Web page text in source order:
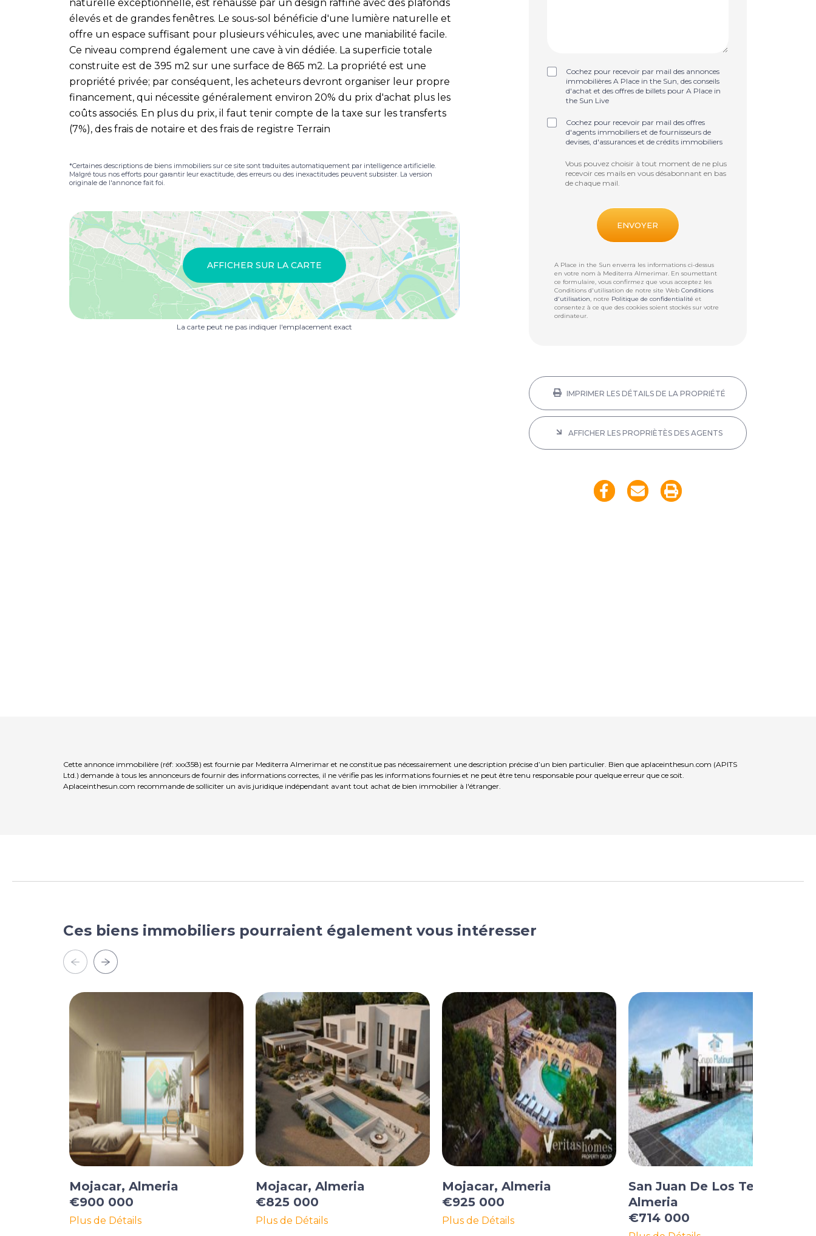
naturelle exceptionnelle, est rehaussé par un design raffiné avec des plafonds
élevés et de grandes fenêtres. Le sous-sol bénéficie d'une lumière naturelle et
offre un espace suffisant pour plusieurs véhicules, avec une maniabilité facile.
Ce niveau comprend également une cave à vin dédiée. La superficie totale
construite est de 395 m2 sur une surface de 865 m2. La propriété est une
propriété privée; par conséquent, les acheteurs devront organiser leur propre
financement, qui nécessite généralement environ 20% du prix d'achat plus les
coûts associés. En plus du prix, il faut tenir compte de la taxe sur les transferts
(7%), des frais de notaire et des frais de registre Terrain
*Certaines descriptions de biens immobiliers sur ce site sont traduites automatiquement par intelligence artificielle.
Malgré tous nos efforts pour garantir leur exactitude, des erreurs ou des inexactitudes peuvent subsister. La version
originale de l'annonce fait foi.
AFFICHER SUR LA CARTE
La carte peut ne pas indiquer l'emplacement exact
Cochez pour recevoir par mail des annonces
immobilières A Place in the Sun, des conseils
d'achat et des offres de billets pour A Place in
the Sun Live
Cochez pour recevoir par mail des offres
d'agents immobiliers et de fournisseurs de
devises, d'assurances et de crédits immobiliers
Vous pouvez choisir à tout moment de ne plus
recevoir ces mails en vous désabonnant en bas
de chaque mail.
A Place in the Sun enverra les informations ci-dessus
en votre nom à Mediterra Almerimar. En soumettant
ce formulaire, vous confirmez que vous acceptez les
Conditions d'utilisation de notre site WebConditions
d'utilisation, notre Politique de confidentialité et
consentez à ce que des cookies soient stockés sur votre
ordinateur.
IMPRIMER LES DÉTAILS DE LA PROPRIÉTÉ
AFFICHER LES PROPRIÈTÈS DES AGENTS
Cette annonce immobilière (réf: xxx358) est fournie par Mediterra Almerimar et ne constitue pas nécessairement une description précise d’un bien particulier. Bien que aplaceinthesun.com (APITS
Ltd.) demande à tous les annonceurs de fournir des informations correctes, il ne vérifie pas les informations fournies et ne peut être tenu responsable pour quelque erreur que ce soit.
Aplaceinthesun.com recommande de solliciter un avis juridique indépendant avant tout achat de bien immobilier à l'étranger.
Ces biens immobiliers pourraient également vous intéresser
Mojacar, Almeria
€900 000
Plus de Détails
Mojacar, Almeria
€825 000
Plus de Détails
Mojacar, Almeria
€925 000
Plus de Détails
San Juan De Los Terreros,
Almeria
€714 000